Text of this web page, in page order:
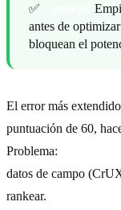
✅
antes de
bloquean el
El error más
puntuación de 60,
Problema:
datos de campo
rankear.